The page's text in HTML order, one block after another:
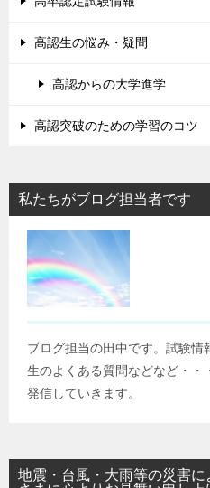
高認生の悩み・疑問
高認からの大学進学
高認突破のための学習のコツ
私たちがブログ担当者です
ブログ担当の田中です。試験情
生のよくある質問などなど・・
発信していきます。
地震・台風・大雨等の災害